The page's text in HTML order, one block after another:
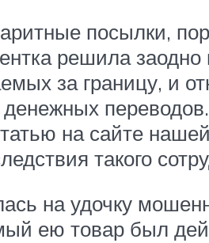
посылки,
решила заодно
за границу, и
на сайте
такого
на удочку
ею товар был